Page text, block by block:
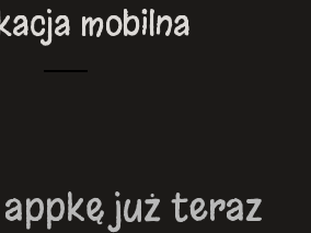
mobilna
już teraz